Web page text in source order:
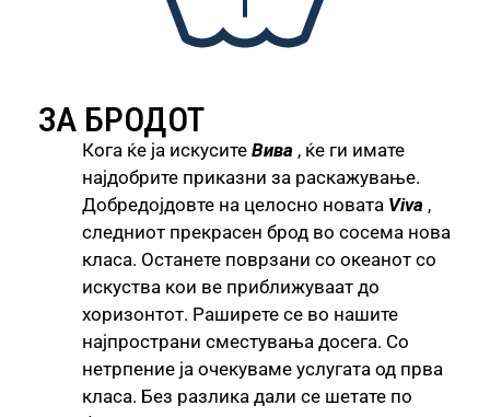
ЗА БРОДОТ
Кога ќе ја искусите Вива , ќе ги имате
најдобрите приказни за раскажување.
Добредојдовте на целосно новата Viva ,
следниот прекрасен брод во сосема нова
класа. Останете поврзани со океанот со
искуства кои ве приближуваат до
хоризонтот. Раширете се во нашите
најпространи сместувања досега. Со
нетрпение ја очекуваме услугата од прва
класа. Без разлика дали се шетате по